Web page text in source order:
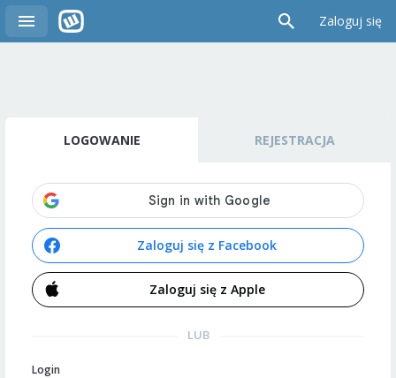
Zaloguj się
LOGOWANIE REJESTRACJA
Zaloguj się z Facebook
Zaloguj się z Apple
LUB
Login